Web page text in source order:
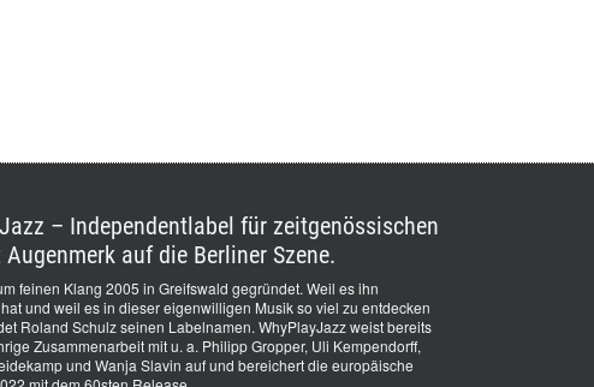
– Independentlabel für zeitgenössischen
auf die Berliner Szene.
feinen Klang 2005 in Greifswald gegründet. Weil es ihn
und weil es in dieser eigenwilligen Musik so viel zu entdecken
Roland Schulz seinen Labelnamen. WhyPlayJazz weist bereits
Zusammenarbeit mit u. a. Philipp Gropper, Uli Kempendorff,
und Wanja Slavin auf und bereichert die europäische